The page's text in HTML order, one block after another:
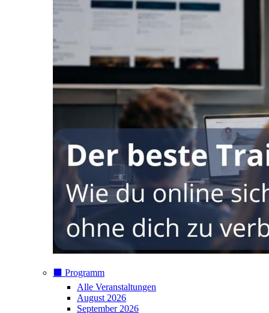
⬛️ Programm
Alle Veranstaltungen
August 2026
September 2026